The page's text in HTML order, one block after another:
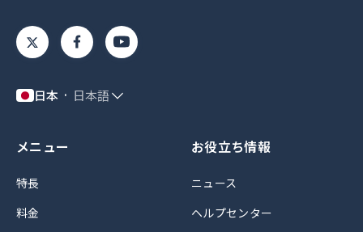
日本 日本語
メニュー
特長
料金
お役立ち情報
ニュース
ヘルプセンター